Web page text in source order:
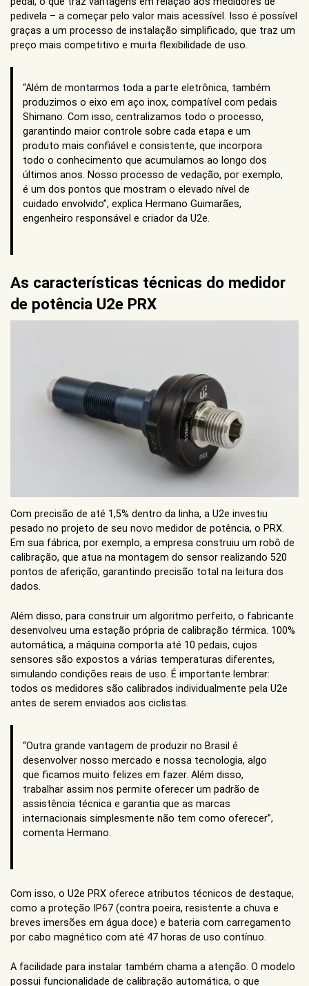
pedivela – a começar pelo valor mais acessível. Isso é possível
graças a um processo de instalação simplificado, que traz um
preço mais competitivo e muita flexibilidade de uso.
“Além de montarmos toda a parte eletrônica, também
produzimos o eixo em aço inox, compatível com pedais
Shimano. Com isso, centralizamos todo o processo,
garantindo maior controle sobre cada etapa e um
produto mais confiável e consistente, que incorpora
todo o conhecimento que acumulamos ao longo dos
últimos anos. Nosso processo de vedação, por exemplo,
é um dos pontos que mostram o elevado nível de
cuidado envolvido”, explica Hermano Guimarães,
engenheiro responsável e criador da U2e.
As características técnicas do medidor
de potência U2e PRX
Com precisão de até 1,5% dentro da linha, a U2e investiu
pesado no projeto de seu novo medidor de potência, o PRX.
Em sua fábrica, por exemplo, a empresa construiu um robô de
calibração, que atua na montagem do sensor realizando 520
pontos de aferição, garantindo precisão total na leitura dos
dados.
Além disso, para construir um algoritmo perfeito, o fabricante
desenvolveu uma estação própria de calibração térmica. 100%
automática, a máquina comporta até 10 pedais, cujos
sensores são expostos a várias temperaturas diferentes,
simulando condições reais de uso. É importante lembrar:
todos os medidores são calibrados individualmente pela U2e
antes de serem enviados aos ciclistas.
“Outra grande vantagem de produzir no Brasil é
desenvolver nosso mercado e nossa tecnologia, algo
que ficamos muito felizes em fazer. Além disso,
trabalhar assim nos permite oferecer um padrão de
assistência técnica e garantia que as marcas
internacionais simplesmente não tem como oferecer”,
comenta Hermano.
Com isso, o U2e PRX oferece atributos técnicos de destaque,
como a proteção IP67 (contra poeira, resistente a chuva e
breves imersões em água doce) e bateria com carregamento
por cabo magnético com até 47 horas de uso contínuo.
A facilidade para instalar também chama a atenção. O modelo
possui funcionalidade de calibração automática, o que